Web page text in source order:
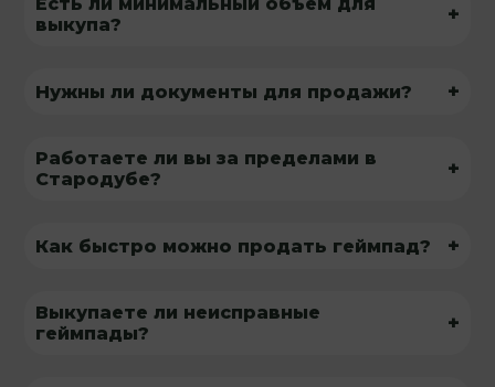
выкупа?
+
Нужны ли документы для продажи? +
Работаете ли вы за пределами в
Стародубе?
+
Как быстро можно продать геймпад? +
Выкупаете ли неисправные
геймпады?
+